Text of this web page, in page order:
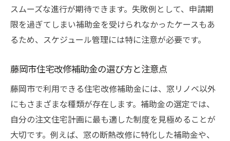
スムーズな進行が期待できます。失敗例として、申請期
限を過ぎてしまい補助金を受けられなかったケースもあ
るため、スケジュール管理には特に注意が必要です。
藤岡市住宅改修補助金の選び方と注意点
藤岡市で利用できる住宅改修補助金には、窓リノベ以外
にもさまざまな種類が存在します。補助金の選定では、
自分の注文住宅計画に最も適した制度を見極めることが
大切です。例えば、窓の断熱改修に特化した補助金や、